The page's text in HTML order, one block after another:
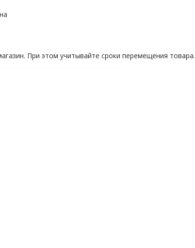
При этом учитывайте сроки перемещения товара.